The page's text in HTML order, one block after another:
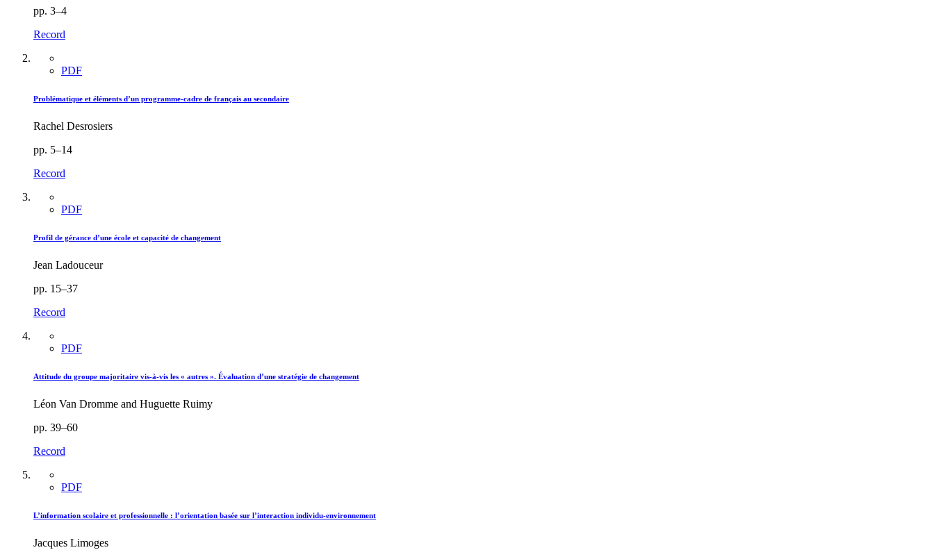
pp. 3–4
Record
PDF
Problématique et éléments d’un programme-cadre de français au secondaire
Rachel Desrosiers
pp. 5–14
Record
PDF
Profil de gérance d’une école et capacité de changement
Jean Ladouceur
pp. 15–37
Record
PDF
Attitude du groupe majoritaire vis-à-vis les « autres ». Évaluation d’une stratégie de changement
Léon Van Dromme and Huguette Ruimy
pp. 39–60
Record
PDF
L’information scolaire et professionnelle : l’orientation basée sur l’interaction individu-environnement
Jacques Limoges